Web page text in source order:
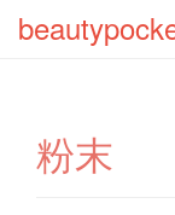
粉末